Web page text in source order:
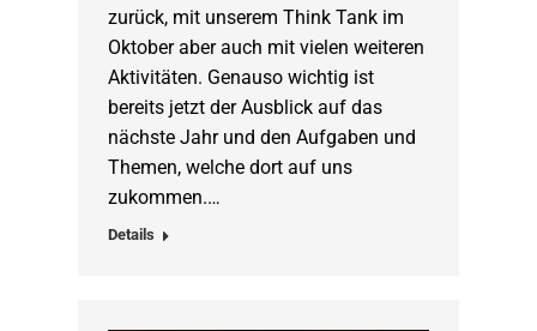
zurück, mit unserem Think Tank im
Oktober aber auch mit vielen weiteren
Aktivitäten. Genauso wichtig ist
bereits jetzt der Ausblick auf das
nächste Jahr und den Aufgaben und
Themen, welche dort auf uns
zukommen.…
Details